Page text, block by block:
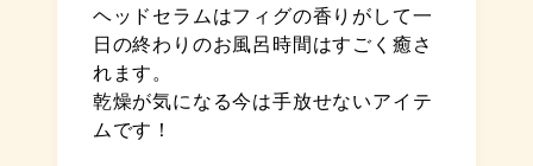
ヘッドセラムはフィグの香りがして一
日の終わりのお風呂時間はすごく癒さ
れます。
乾燥が気になる今は手放せないアイテ
ムです！